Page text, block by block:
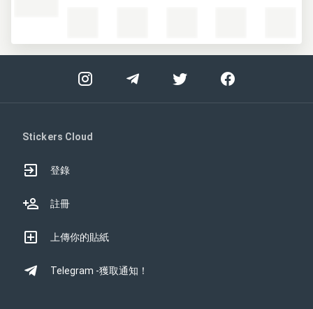
Stickers Cloud
登錄
註冊
上傳你的貼紙
Telegram -獲取通知！